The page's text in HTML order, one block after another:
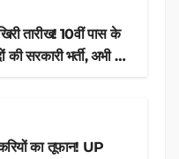
तारीख! 10वीं पास के
सरकारी भर्ती, अभी करें
का तूफान! UP